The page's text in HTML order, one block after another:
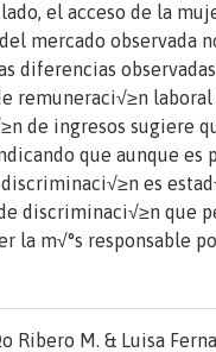
el acceso de la
mercado observada
diferencias
remuneraci√≥n
de ingresos sugiere
que aunque
es
discriminaci√≥n que
la m√°s responsable
Ribero M. & Luisa